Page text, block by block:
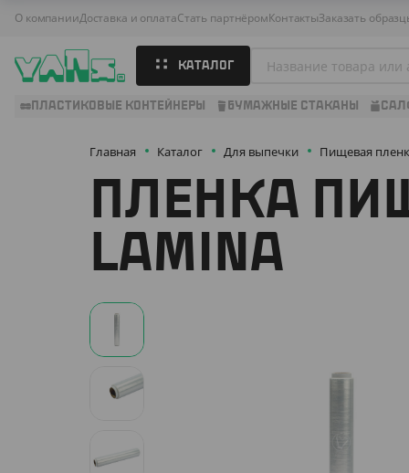
О компанииДоставка и оплатаСтать партнёромКонтактыЗаказать
КАТАЛОГ
ПЛАСТИКОВЫЕ КОНТЕЙНЕРЫ БУМАЖНЫЕ СТАКАНЫ
Главная Каталог Для выпечки Пищевая
ПЛЕНКА
LAMINA